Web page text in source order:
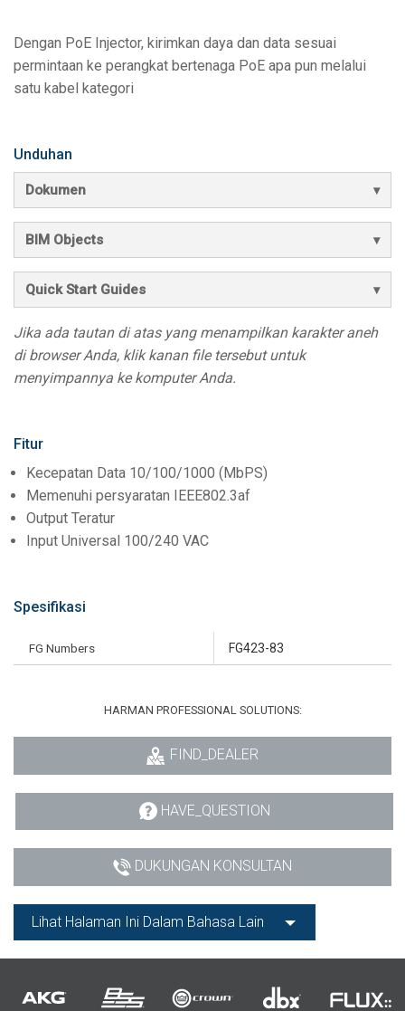
Dengan PoE Injector, kirimkan daya dan data sesuai
permintaan ke perangkat bertenaga PoE apa pun melalui
satu kabel kategori
Unduhan
Dokumen
BIM Objects
Quick Start Guides
Jika ada tautan di atas yang menampilkan karakter aneh
di browser Anda, klik kanan file tersebut untuk
menyimpannya ke komputer Anda.
Fitur
Kecepatan Data 10/100/1000 (MbPS)
Memenuhi persyaratan IEEE802.3af
Output Teratur
Input Universal 100/240 VAC
Spesifikasi
FG Numbers FG423-83
HARMAN PROFESSIONAL SOLUTIONS:
FIND_DEALER
HAVE_QUESTION
DUKUNGAN KONSULTAN
Lihat Halaman Ini Dalam Bahasa Lain